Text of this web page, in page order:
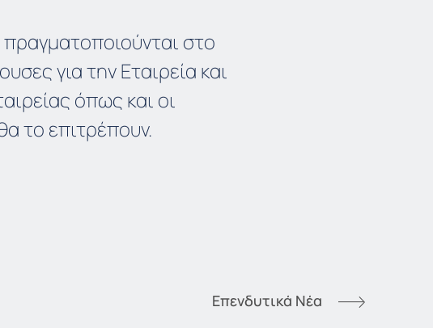
στο
για την Εταιρεία και
όπως και οι
το επιτρέπουν.
Επενδυτικά Νέα